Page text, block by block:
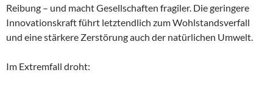
Reibung – und macht Gesellschaften fragiler. Die geringere
Innovationskraft führt letztendlich zum Wohlstandsverfall
und eine stärkere Zerstörung auch der natürlichen Umwelt.
Im Extremfall droht: